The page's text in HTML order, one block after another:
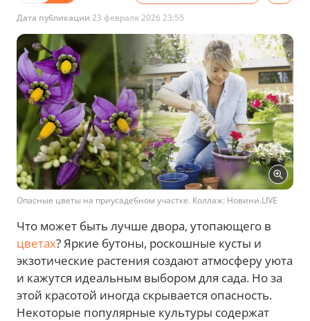
Дата публикации 23 февраля 2026 23:55
Опасные цветы на приусадебном участке. Коллаж: Новини.LIVE
Что может быть лучше двора, утопающего в
цветах? Яркие бутоны, роскошные кусты и
экзотические растения создают атмосферу уюта
и кажутся идеальным выбором для сада. Но за
этой красотой иногда скрывается опасность.
Некоторые популярные культуры содержат